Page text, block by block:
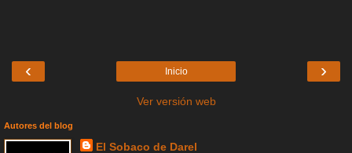
‹ ›
Inicio
Ver versión web
Autores del blog
El Sobaco de Darel